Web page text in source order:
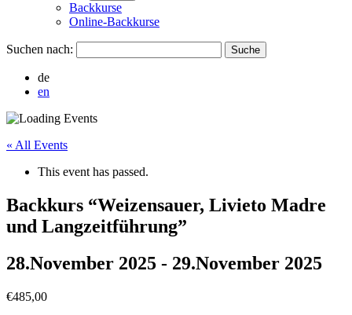
Backkurse
Online-Backkurse
Suchen nach:
de
en
« All Events
This event has passed.
Backkurs “Weizensauer, Livieto Madre
und Langzeitführung”
28.November 2025 - 29.November 2025
€485,00